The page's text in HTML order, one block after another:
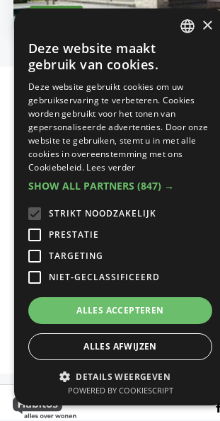
ECONOMIE
Mis de
Ontvang onze wekelijkse updates vol nuttige
verbouwen.
E-
mail
×
Deze website maakt
gebruik van cookies.
Deze website gebruikt cookies om uw
gebruikservaring te verbeteren. Cookies
worden gebruikt voor het tonen van
gepersonaliseerde advertenties. Door onze
website te gebruiken, stemt u in met alle
cookies in overeenstemming met ons
Cookiebeleid. Lees verder
SHOW ALL PARTNERS (847) →
STRIKT NOODZAKELIJK
PRESTATIE
TARGETING
NIET-GECLASSIFICEERD
ALLES ACCEPTEREN
ALLES AFWIJZEN
DETAILS WEERGEVEN
POWERED BY COOKIESCRIPT